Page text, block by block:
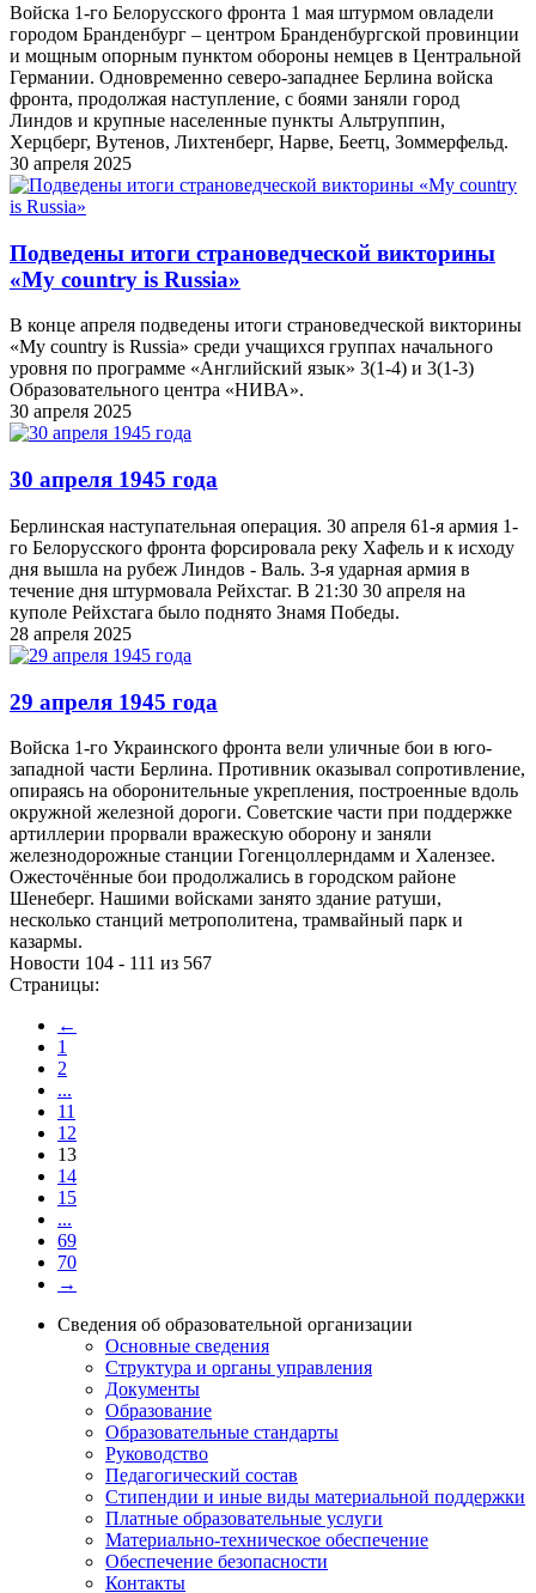
Войска 1-го Белорусского фронта 1 мая штурмом овладели
городом Бранденбург – центром Бранденбургской провинции
и мощным опорным пунктом обороны немцев в Центральной
Германии. Одновременно северо-западнее Берлина войска
фронта, продолжая наступление, с боями заняли город
Линдов и крупные населенные пункты Альтруппин,
Херцберг, Вутенов, Лихтенберг, Нарве, Беетц, Зоммерфельд.
30 апреля 2025
Подведены итоги страноведческой викторины
«My country is Russia»
В конце апреля подведены итоги страноведческой викторины
«My country is Russia» среди учащихся группах начального
уровня по программе «Английский язык» 3(1-4) и 3(1-3)
Образовательного центра «НИВА».
30 апреля 2025
30 апреля 1945 года
Берлинская наступательная операция. 30 апреля 61-я армия 1-
го Белорусского фронта форсировала реку Хафель и к исходу
дня вышла на рубеж Линдов - Валь. 3-я ударная армия в
течение дня штурмовала Рейхстаг. В 21:30 30 апреля на
куполе Рейхстага было поднято Знамя Победы.
28 апреля 2025
29 апреля 1945 года
Войска 1-го Украинского фронта вели уличные бои в юго-
западной части Берлина. Противник оказывал сопротивление,
опираясь на оборонительные укрепления, построенные вдоль
окружной железной дороги. Советские части при поддержке
артиллерии прорвали вражескую оборону и заняли
железнодорожные станции Гогенцоллерндамм и Халензее.
Ожесточённые бои продолжались в городском районе
Шенеберг. Нашими войсками занято здание ратуши,
несколько станций метрополитена, трамвайный парк и
казармы.
Новости 104 - 111 из 567
Страницы:
←
1
2
...
11
12
13
14
15
...
69
70
→
Сведения об образовательной организации
Основные сведения
Структура и органы управления
Документы
Образование
Образовательные стандарты
Руководство
Педагогический состав
Стипендии и иные виды материальной поддержки
Платные образовательные услуги
Материально-техническое обеспечение
Обеспечение безопасности
Контакты